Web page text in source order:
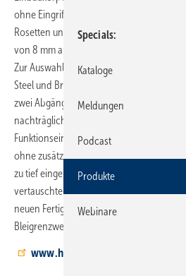
ohne Eingriffe in Wand oder Installation
Rosetten und Bedien­elemente weisen
von 8 mm auf und sind in runder sowie
Zur Auswahl stehen vier Farbvarianten:
Steel und Brushed Bronze. Das System
zwei Abgängen und bietet drei
nachträglichen Ausrichtung der Rosette
Funktionseinheit integriert und ermöglicht
ohne zusätzlichen Adapter. Ergänzend
zu tief eingebaute Unterputzkörper und
vertauschten Warm- und
neuen Fertigmontagesets erfüllen bereits
Bleigrenzwerte.
www.hansa.com
Specials
Kataloge
Meldungen
Podcast
Produkte
Webinare